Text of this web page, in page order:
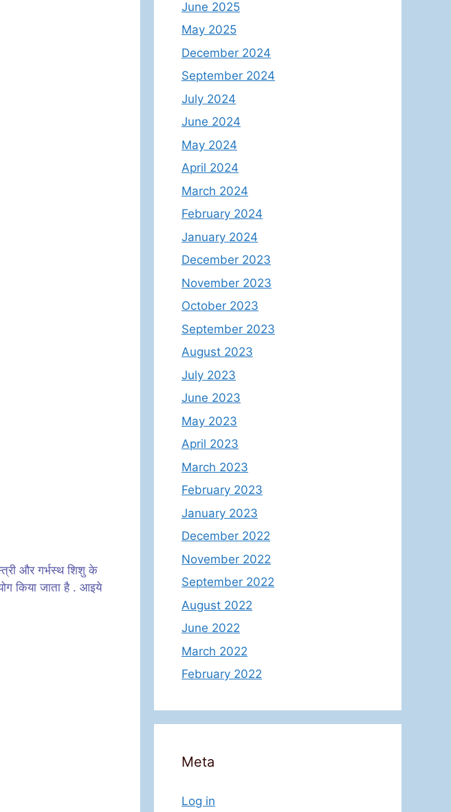
और गर्भस्थ शिशु के
किया जाता है . आइये
June 2025
May 2025
December 2024
September 2024
July 2024
June 2024
May 2024
April 2024
March 2024
February 2024
January 2024
December 2023
November 2023
October 2023
September 2023
August 2023
July 2023
June 2023
May 2023
April 2023
March 2023
February 2023
January 2023
December 2022
November 2022
September 2022
August 2022
June 2022
March 2022
February 2022
Meta
Log in